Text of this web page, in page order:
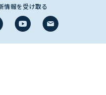
情報を受け取る